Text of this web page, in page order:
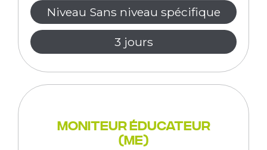
Niveau Sans niveau spécifique
3 jours
Moniteur éducateur
(ME)